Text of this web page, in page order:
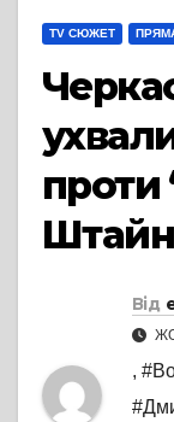
TV СЮЖЕТ
Від
,